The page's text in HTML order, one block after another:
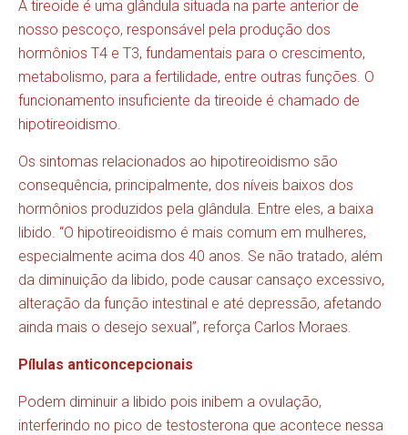
A tireoide é uma glândula situada na parte anterior de
nosso pescoço, responsável pela produção dos
hormônios T4 e T3, fundamentais para o crescimento,
metabolismo, para a fertilidade, entre outras funções. O
funcionamento insuficiente da tireoide é chamado de
hipotireoidismo.
Os sintomas relacionados ao hipotireoidismo são
consequência, principalmente, dos níveis baixos dos
hormônios produzidos pela glândula. Entre eles, a baixa
libido. “O hipotireoidismo é mais comum em mulheres,
especialmente acima dos 40 anos. Se não tratado, além
da diminuição da libido, pode causar cansaço excessivo,
alteração da função intestinal e até depressão, afetando
ainda mais o desejo sexual”, reforça Carlos Moraes.
Pílulas anticoncepcionais
Podem diminuir a libido pois inibem a ovulação,
interferindo no pico de testosterona que acontece nessa